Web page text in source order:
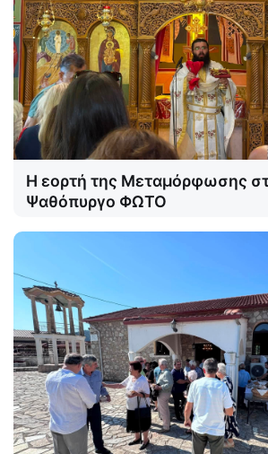
Η εορτή της Μεταμόρφωσης
Ψαθόπυργο ΦΩΤΟ